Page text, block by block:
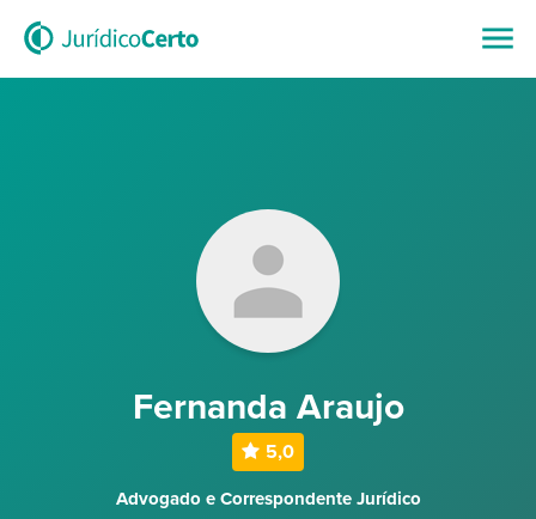
Fernanda Araujo
5,0
Advogado e Correspondente Jurídico